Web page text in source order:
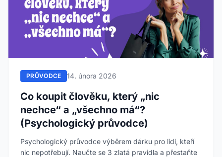
PRŮVODCE 14. února 2026
Co koupit člověku, který „nic
nechce“ a „všechno má“?
(Psychologický průvodce)
Psychologický průvodce výběrem dárku pro lidi, kteří
nic nepotřebují. Naučte se 3 zlatá pravidla a přestaňte